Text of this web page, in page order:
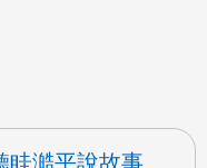
眭澔平說故事